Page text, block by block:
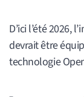
D’ici l’été 2026,
devrait être
technologie